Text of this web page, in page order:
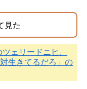
見た
ェリードニヒ、
生きてるだろ」の